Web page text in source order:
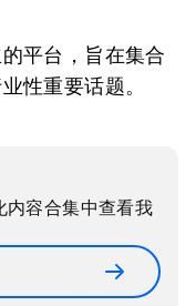
平台，旨在集合
性重要话题。
内容合集中查看我